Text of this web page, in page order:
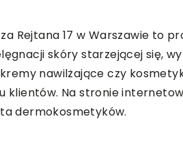
Rejtana 17 w Warszawie
skóry starzejącej się,
nawilżające czy
klientów. Na stronie
dermokosmetyków.